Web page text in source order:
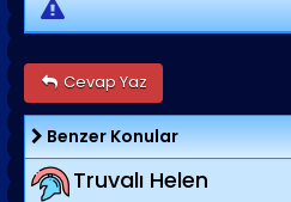
Cevap Yaz
Benzer Konular
Truvalı Helen